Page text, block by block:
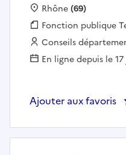
Localisation :
Rhône(69)
Fonction publique :
Fonction publique
Employeur :
Conseils
En ligne depuis le
Ajouter aux favoris